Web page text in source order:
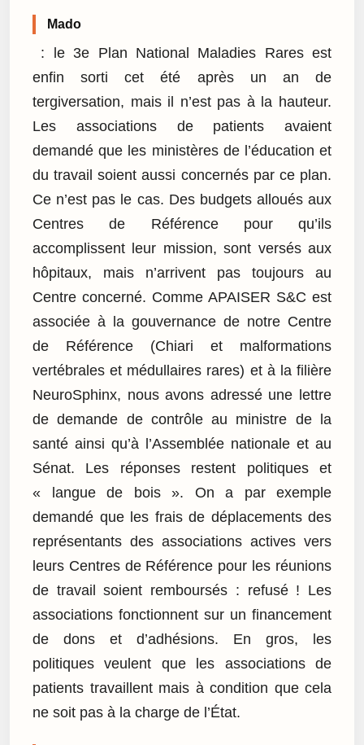
Mado
: le 3e Plan National Maladies Rares est
enfin sorti cet été après un an de
tergiversation, mais il n’est pas à la hauteur.
Les associations de patients avaient
demandé que les ministères de l’éducation et
du travail soient aussi concernés par ce plan.
Ce n’est pas le cas. Des budgets alloués aux
Centres de Référence pour qu’ils
accomplissent leur mission, sont versés aux
hôpitaux, mais n’arrivent pas toujours au
Centre concerné. Comme APAISER S&C est
associée à la gouvernance de notre Centre
de Référence (Chiari et malformations
vertébrales et médullaires rares) et à la filière
NeuroSphinx, nous avons adressé une lettre
de demande de contrôle au ministre de la
santé ainsi qu’à l’Assemblée nationale et au
Sénat. Les réponses restent politiques et
« langue de bois ». On a par exemple
demandé que les frais de déplacements des
représentants des associations actives vers
leurs Centres de Référence pour les réunions
de travail soient remboursés : refusé ! Les
associations fonctionnent sur un financement
de dons et d’adhésions. En gros, les
politiques veulent que les associations de
patients travaillent mais à condition que cela
ne soit pas à la charge de l’État.